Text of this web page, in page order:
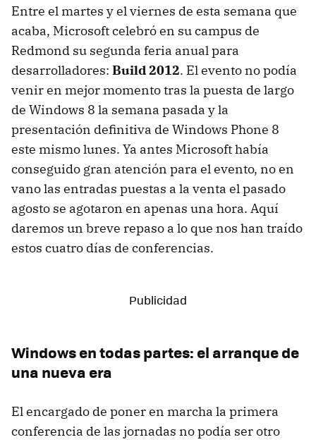
Entre el martes y el viernes de esta semana que
acaba, Microsoft celebró en su campus de
Redmond su segunda feria anual para
desarrolladores: Build 2012. El evento no podía
venir en mejor momento tras la puesta de largo
de Windows 8 la semana pasada y la
presentación definitiva de Windows Phone 8
este mismo lunes. Ya antes Microsoft había
conseguido gran atención para el evento, no en
vano las entradas puestas a la venta el pasado
agosto se agotaron en apenas una hora. Aquí
daremos un breve repaso a lo que nos han traído
estos cuatro días de conferencias.
Windows en todas partes: el arranque de
una nueva era
El encargado de poner en marcha la primera
conferencia de las jornadas no podía ser otro